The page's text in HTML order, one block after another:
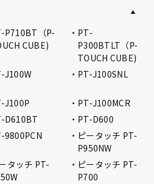
P710BT（P-
CUBE)
PT-
P300BTLT（P-
TOUCH CUBE)
J100W PT-J100SNL
J100P
PT-J100MCR
D610BT
PT-D600
9800PCN
ピータッチ PT-
P950NW
タッチ PT-
ピータッチ PT-
P700